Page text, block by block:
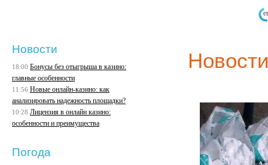
Новости
18:00 Бонусы без отыгрыша в казино:
главные особенности
11:56 Новые онлайн-казино: как
анализировать надежность площадки?
10:28 Лицензия в онлайн казино:
особенности и преимущества
Погода